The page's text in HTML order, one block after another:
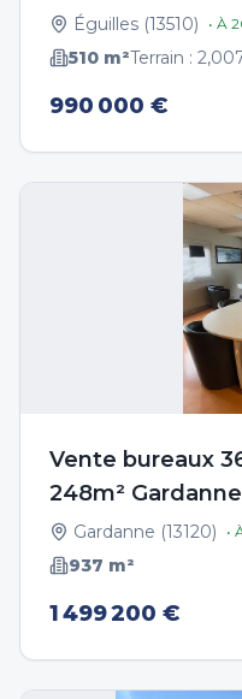
Éguilles (13510) • À
510 m²Terrain :
990 000 €
Vente bureaux
248m² Gardanne
Gardanne (13120) •
937 m²
1 499 200 €